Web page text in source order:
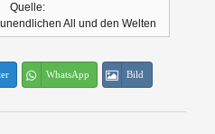
Quelle:
All und den Welten
WhatsApp Bild